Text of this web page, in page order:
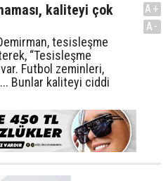
kaliteyi çok
tesisleşme
“Tesisleşme
Futbol zeminleri,
Bunlar kaliteyi ciddi
A+
A-